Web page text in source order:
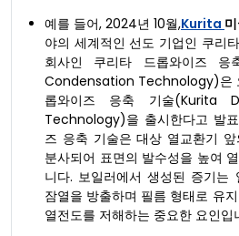
예를 들어, 2024년 10월,Kurita
야의 세계적인 선도 기업인 쿠
회사인 쿠리타 드롭와이즈
Condensation Technology)은
롭와이즈 응축 기술(Kurita
Technology)을 출시한다고 발
즈 응축 기술은 대상 열교환기
분사되어 표면의 발수성을 높여
니다. 보일러에서 생성된 증기는
잠열을 방출하며 필름 형태로 유
열전도를 저해하는 중요한 요인입